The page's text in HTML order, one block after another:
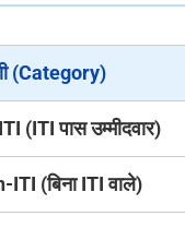
(Category)
(ITI पास उम्मीदवार)
ITI (बिना ITI वाले)